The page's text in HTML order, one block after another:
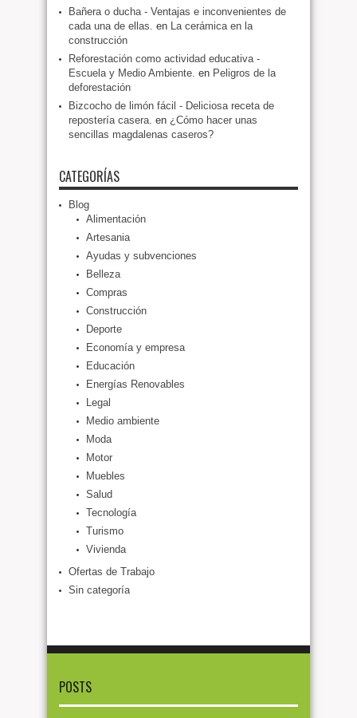
Bañera o ducha - Ventajas e inconvenientes de
cada una de ellas. en La cerámica en la
construcción
Reforestación como actividad educativa -
Escuela y Medio Ambiente. en Peligros de la
deforestación
Bizcocho de limón fácil - Deliciosa receta de
repostería casera. en ¿Cómo hacer unas
sencillas magdalenas caseros?
CATEGORÍAS
Blog
Alimentación
Artesania
Ayudas y subvenciones
Belleza
Compras
Construcción
Deporte
Economía y empresa
Educación
Energías Renovables
Legal
Medio ambiente
Moda
Motor
Muebles
Salud
Tecnología
Turismo
Vivienda
Ofertas de Trabajo
Sin categoría
POSTS